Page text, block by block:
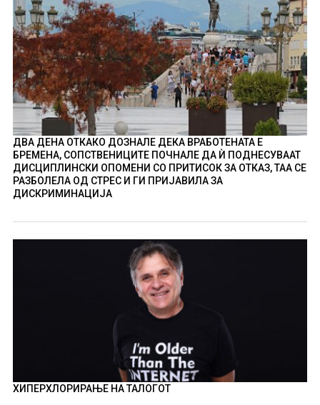
ДВА ДЕНА ОТКАКО ДОЗНАЛЕ ДЕКА ВРАБОТЕНАТА Е
БРЕМЕНА, СОПСТВЕНИЦИТЕ ПОЧНАЛЕ ДА Ѝ ПОДНЕСУВААТ
ДИСЦИПЛИНСКИ ОПОМЕНИ СО ПРИТИСОК ЗА ОТКАЗ, ТАА СЕ
РАЗБОЛЕЛА ОД СТРЕС И ГИ ПРИЈАВИЛА ЗА
ДИСКРИМИНАЦИЈА
ХИПЕРХЛОРИРАЊЕ НА ТАЛОГОТ